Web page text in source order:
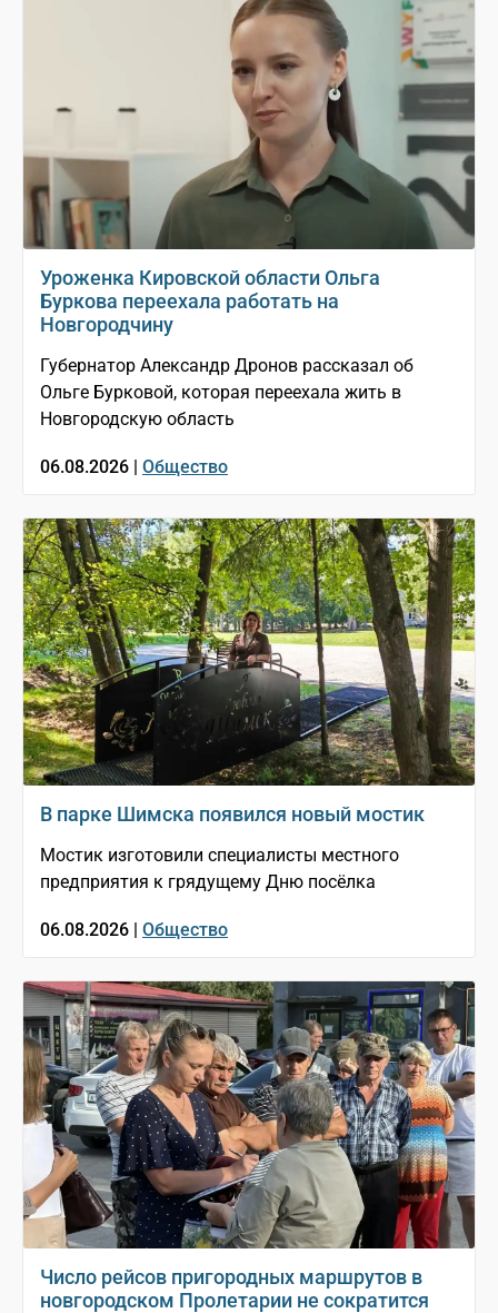
Уроженка Кировской области Ольга
Буркова переехала работать на
Новгородчину
Губернатор Александр Дронов рассказал об
Ольге Бурковой, которая переехала жить в
Новгородскую область
06.08.2026 | Общество
В парке Шимска появился новый мостик
Мостик изготовили специалисты местного
предприятия к грядущему Дню посёлка
06.08.2026 | Общество
Число рейсов пригородных маршрутов в
новгородском Пролетарии не сократится